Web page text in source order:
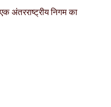
अंतरराष्ट्रीय निगम का